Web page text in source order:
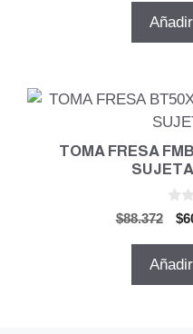
TOMA FRESA
$88.372
El
$